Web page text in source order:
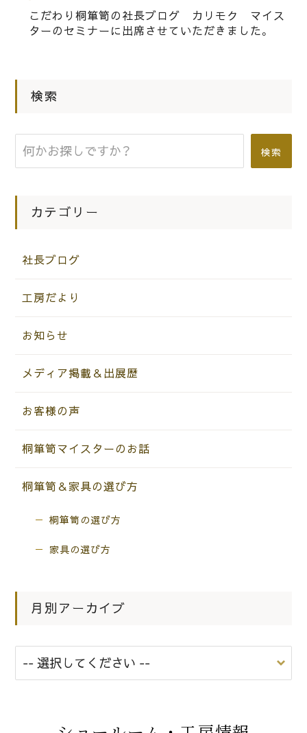
桐箪笥の社長ブログ 凄腕職人街と日
こだわりの桐箪笥の社長ブログ 芦屋
の自動販売機は・・・高級！
こだわり桐箪笥の社長ブログ カリモク マイス
ターのセミナーに出席させていただきました。
検索
検索
カテゴリー
社長ブログ
工房だより
お知らせ
メディア掲載＆出展歴
お客様の声
桐箪笥マイスターのお話
桐箪笥＆家具の選び方
桐箪笥の選び方
家具の選び方
月別アーカイブ